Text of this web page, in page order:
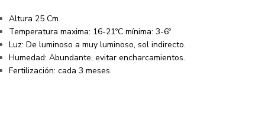
Altura 25 Cm
Temperatura maxima: 16-21ºC mínima: 3-6º
Luz: De luminoso a muy luminoso, sol indirecto.
Humedad: Abundante, evitar encharcamientos.
Fertilización: cada 3 meses.